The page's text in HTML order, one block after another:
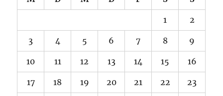
1 2
3 4 5 6 7 8 9
10 11 12 13 14 15 16
17 18 19 20 21 22 23